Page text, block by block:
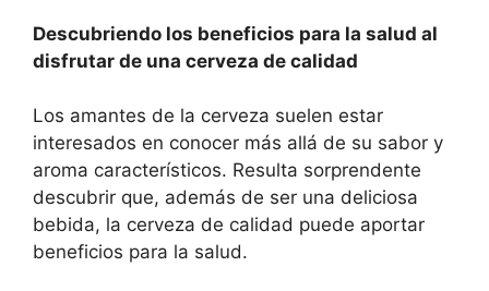
Descubriendo los beneficios para la salud al
disfrutar de una cerveza de calidad
Los amantes de la cerveza suelen estar
interesados en conocer más allá de su sabor y
aroma característicos. Resulta sorprendente
descubrir que, además de ser una deliciosa
bebida, la cerveza de calidad puede aportar
beneficios para la salud.